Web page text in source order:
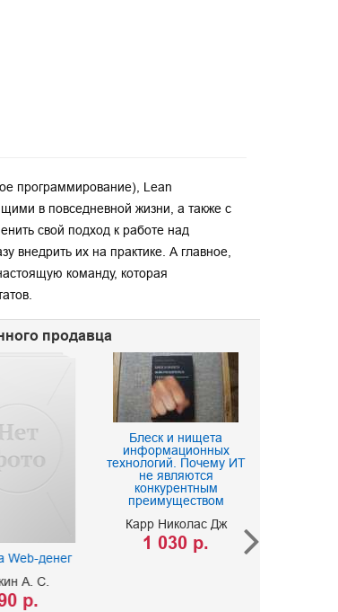
программирование), Lean
в повседневной жизни, а также с
свой подход к работе над
внедрить их на практике. А главное,
команду, которая
продавца
Web-денег
А. С.
р.
Блеск и нищета
информационных
технологий. Почему ИТ
не являются
конкурентным
преимуществом
Карр Николас Дж
1 030 р.